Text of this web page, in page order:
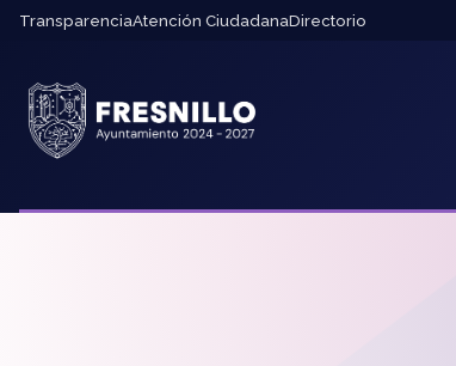
TransparenciaAtención CiudadanaDirectorio